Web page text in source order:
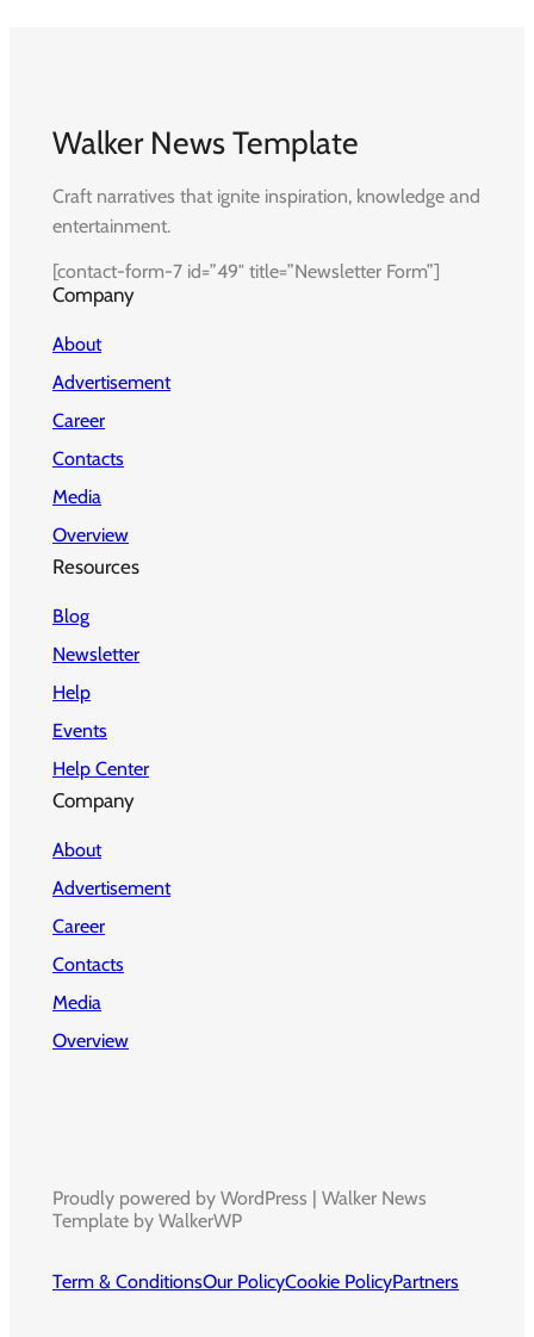
Walker News Template
Craft narratives that ignite inspiration, knowledge and
entertainment.
[contact-form-7 id=”49″ title=”Newsletter Form”]
Company
About
Advertisement
Career
Contacts
Media
Overview
Resources
Blog
Newsletter
Help
Events
Help Center
Company
About
Advertisement
Career
Contacts
Media
Overview
Proudly powered by WordPress | Walker News
Template by WalkerWP
Term & ConditionsOur PolicyCookie PolicyPartners